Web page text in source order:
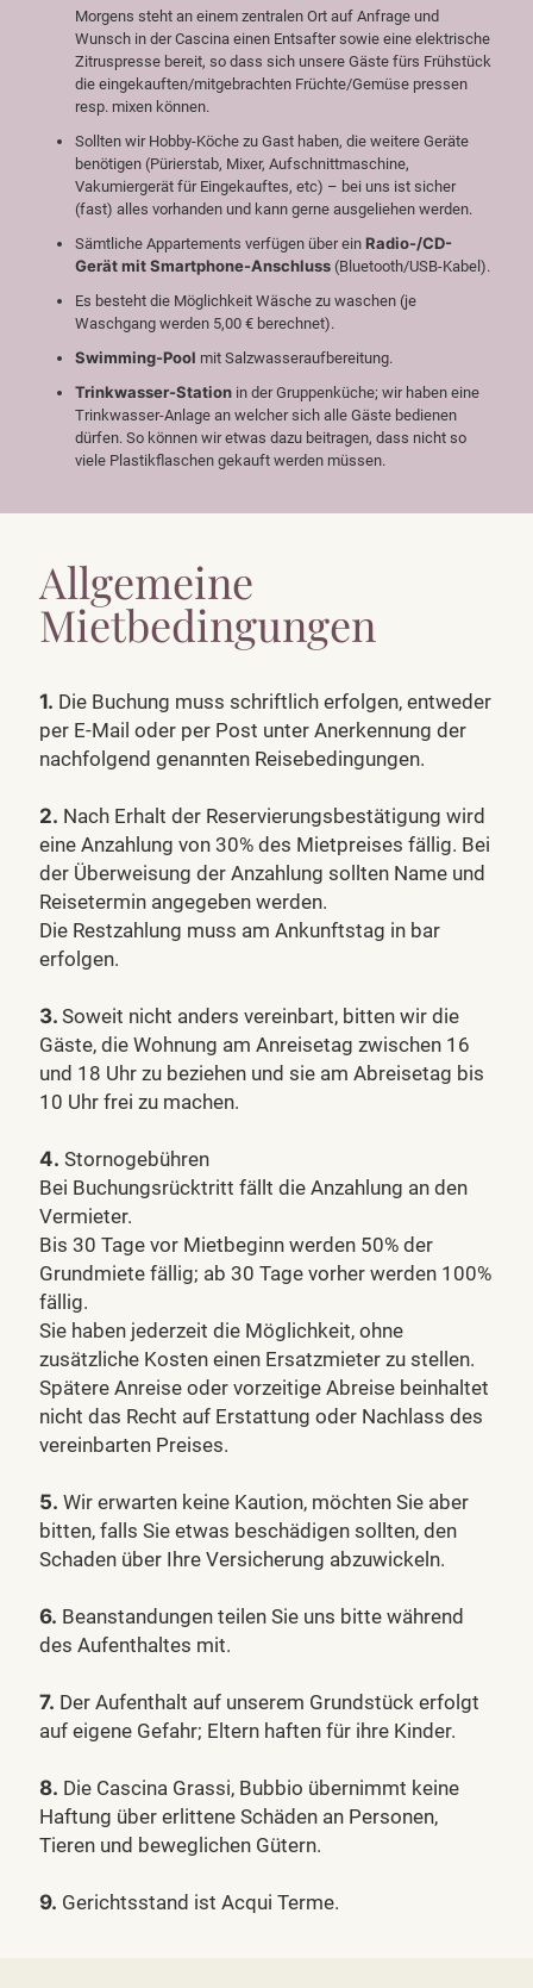
Morgens steht an einem zentralen Ort auf Anfrage und
Wunsch in der Cascina einen Entsafter sowie eine elektrische
Zitruspresse bereit, so dass sich unsere Gäste fürs Frühstück
die eingekauften/mitgebrachten Früchte/Gemüse pressen
resp. mixen können.
Sollten wir Hobby-Köche zu Gast haben, die weitere Geräte
benötigen (Pürierstab, Mixer, Aufschnittmaschine,
Vakumiergerät für Eingekauftes, etc) – bei uns ist sicher
(fast) alles vorhanden und kann gerne ausgeliehen werden.
Sämtliche Appartements verfügen über ein Radio-/CD-
Gerät mit Smartphone-Anschluss (Bluetooth/USB-Kabel).
Es besteht die Möglichkeit Wäsche zu waschen (je
Waschgang werden 5,00 € berechnet).
Swimming-Pool mit Salzwasseraufbereitung.
Trinkwasser-Station in der Gruppenküche; wir haben eine
Trinkwasser-Anlage an welcher sich alle Gäste bedienen
dürfen. So können wir etwas dazu beitragen, dass nicht so
viele Plastikflaschen gekauft werden müssen.
Allgemeine
Mietbedingungen
1. Die Buchung muss schriftlich erfolgen, entweder
per E-Mail oder per Post unter Anerkennung der
nachfolgend genannten Reisebedingungen.
2. Nach Erhalt der Reservierungsbestätigung wird
eine Anzahlung von 30% des Mietpreises fällig. Bei
der Überweisung der Anzahlung sollten Name und
Reisetermin angegeben werden.
Die Restzahlung muss am Ankunftstag in bar
erfolgen.
3. Soweit nicht anders vereinbart, bitten wir die
Gäste, die Wohnung am Anreisetag zwischen 16
und 18 Uhr zu beziehen und sie am Abreisetag bis
10 Uhr frei zu machen.
4. Stornogebühren
Bei Buchungsrücktritt fällt die Anzahlung an den
Vermieter.
Bis 30 Tage vor Mietbeginn werden 50% der
Grundmiete fällig; ab 30 Tage vorher werden 100%
fällig.
Sie haben jederzeit die Möglichkeit, ohne
zusätzliche Kosten einen Ersatzmieter zu stellen.
Spätere Anreise oder vorzeitige Abreise beinhaltet
nicht das Recht auf Erstattung oder Nachlass des
vereinbarten Preises.
5. Wir erwarten keine Kaution, möchten Sie aber
bitten, falls Sie etwas beschädigen sollten, den
Schaden über Ihre Versicherung abzuwickeln.
6. Beanstandungen teilen Sie uns bitte während
des Aufenthaltes mit.
7. Der Aufenthalt auf unserem Grundstück erfolgt
auf eigene Gefahr; Eltern haften für ihre Kinder.
8. Die Cascina Grassi, Bubbio übernimmt keine
Haftung über erlittene Schäden an Personen,
Tieren und beweglichen Gütern.
9. Gerichtsstand ist Acqui Terme.